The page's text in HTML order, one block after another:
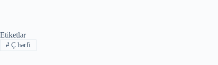
Etiketlər
#Ç hərfi